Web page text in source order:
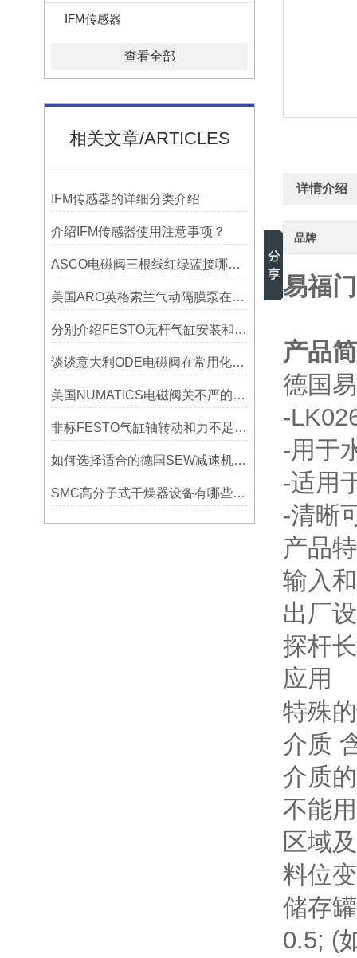
IFM传感器
查看全部
相关文章/ARTICLES
IFM传感器的详细分类介绍
介绍IFM传感器使用注意事项？
ASCO电磁阀三根线红绿蓝接哪两根线
美国ARO英格索兰气动隔膜泵在阀门选择需要注意哪些问题？
分别介绍FESTO无杆气缸安装和使用的正确方法
谈谈意大利ODE电磁阀在常用化工介质中的选材要点
美国NUMATICS电磁阀关不严的原因具体有哪些
非标FESTO气缸轴转动和力不足是怎么回事？
如何选择适合的德国SEW减速机以提高系统性能？
SMC高分子式干燥器设备有哪些？了解下各种常见干燥设备
详情介绍
品牌
易福
产品
德国
-
-用于
-适用
-清晰
产品
输入
出厂
探杆
应用
特殊
介质
介质
不能
区域
料位
储存
0.5; (